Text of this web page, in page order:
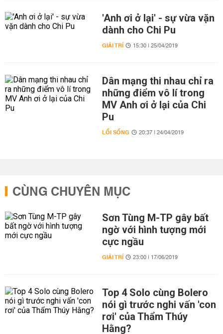
'Anh ơi ở lại' - sự vừa vặn
dành cho Chi Pu
GIẢI TRÍ 15:30 | 25/04/2019
Dân mạng thi nhau chỉ ra
những điểm vô lí trong
MV Anh ơi ở lại của Chi
Pu
LỐI SỐNG 20:37 | 24/04/2019
CÙNG CHUYÊN MỤC
Sơn Tùng M-TP gây bất
ngờ với hình tượng mới
cực ngầu
GIẢI TRÍ 23:00 | 17/06/2019
Top 4 Solo cùng Bolero
nói gì trước nghi vấn 'con
rơi' của Thẩm Thúy
Hằng?